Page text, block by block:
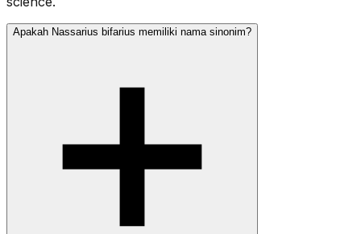
Apakah Nassarius bifarius memiliki nama sinonim?